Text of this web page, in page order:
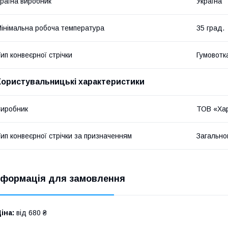
робоча температура 35 град.
конвеєрної стрічки
характеристики
ТОВ
конвеєрної стрічки за призначенням
для замовлення
від 680 ₴